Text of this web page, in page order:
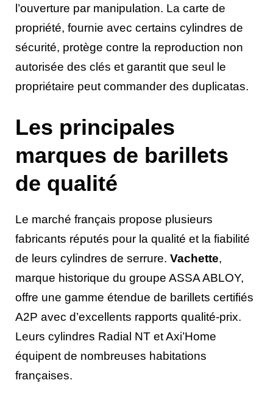
l’ouverture par manipulation. La carte de
propriété, fournie avec certains cylindres de
sécurité, protège contre la reproduction non
autorisée des clés et garantit que seul le
propriétaire peut commander des duplicatas.
Les principales
marques de barillets
de qualité
Le marché français propose plusieurs
fabricants réputés pour la qualité et la fiabilité
de leurs cylindres de serrure. Vachette,
marque historique du groupe ASSA ABLOY,
offre une gamme étendue de barillets certifiés
A2P avec d’excellents rapports qualité-prix.
Leurs cylindres Radial NT et Axi’Home
équipent de nombreuses habitations
françaises.